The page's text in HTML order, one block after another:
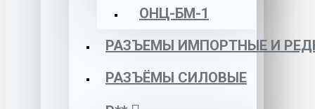
ОНЦ-БМ-1
РАЗЪЕМЫ ИМПОРТНЫЕ И
РАЗЪЁМЫ СИЛОВЫЕ